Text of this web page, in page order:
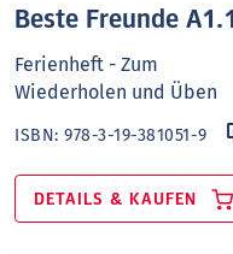
Beste Freunde A1.1
Ferienheft - Zum
Wiederholen und Üben
ISBN:978-3-19-381051-9
DETAILS & KAUFEN